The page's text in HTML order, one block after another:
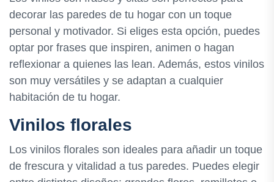
decorar las paredes de tu hogar con un toque
personal y motivador. Si eliges esta opción, puedes
optar por frases que inspiren, animen o hagan
reflexionar a quienes las lean. Además, estos vinilos
son muy versátiles y se adaptan a cualquier
habitación de tu hogar.
Vinilos florales
Los vinilos florales son ideales para añadir un toque
de frescura y vitalidad a tus paredes. Puedes elegir